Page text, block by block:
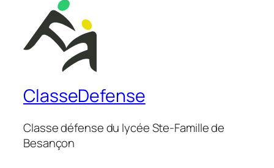
ClasseDefense
Classe défense du lycée Ste-Famille de
Besançon